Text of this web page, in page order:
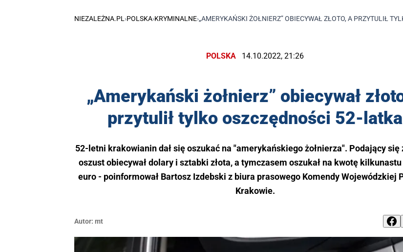
NIEZALEŻNA.PL ›POLSKA›KRYMINALNE›„AMERYKAŃSKI ŻOŁNIERZ” OBIECYWAŁ ZŁOTO, A PRZYTULIŁ
POLSKA 14.10.2022, 21:26
„Amerykański żołnierz” obiecywał
przytulił tylko oszczędności 52-latka
52-letni krakowianin dał się oszukać na "amerykańskiego żołnierza". Podający się
oszust obiecywał dolary i sztabki złota, a tymczasem oszukał na kwotę
euro - poinformował Bartosz Izdebski z biura prasowego Komendy Wojewódzkiej
Krakowie.
Autor: mt